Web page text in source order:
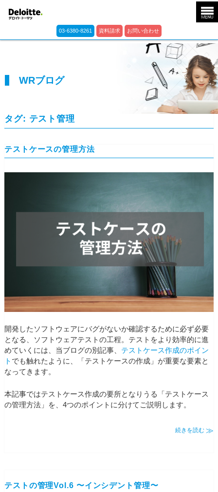
03-6380-8261 資料請求 お問い合わせ
WRブログ
タグ: テスト管理
テストケースの管理方法
開発したソフトウェアにバグがないか確認するために必ず必要
となる、ソフトウェアテストの工程。テストをより効率的に進
めていくには、当ブログの別記事、 テストケース作成のポイン
ト でも触れたように、「テストケースの作成」が重要な要素と
なってきます。
本記事ではテストケース作成の要所となりうる「テストケース
の管理方法」を、4つのポイントに分けてご説明します。
続きを読む
テストの管理Vol.6 〜インシデント管理〜